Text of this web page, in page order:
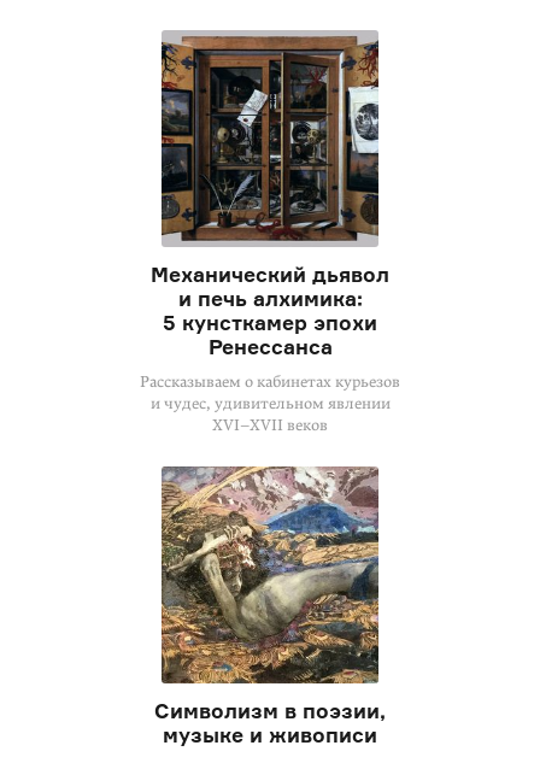
Механический дьявол
и печь алхимика:
5 кунсткамер эпохи
Ренессанса
Рассказываем о кабинетах курьезов
и чудес, удивительном явлении
XVI–XVII веков
Символизм в поэзии,
музыке и живописи